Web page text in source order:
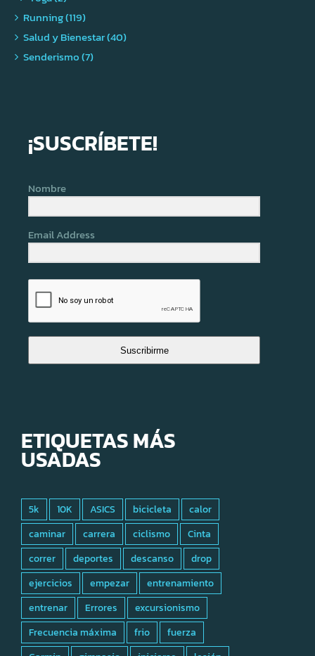
Running (119)
Salud y Bienestar (40)
Senderismo (7)
¡SUSCRÍBETE!
Nombre
Email Address
Suscribirme
ETIQUETAS MÁS
USADAS
5k 10K ASICS bicicleta
calor
caminar
carrera ciclismo
Cinta
correr
deportes descanso
drop
ejercicios
empezar
entrenamiento
entrenar
Errores
excursionismo
Frecuencia máxima
frio
fuerza